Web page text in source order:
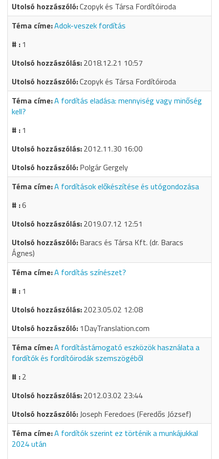
Czopyk és Társa Fordítóiroda
Adok-veszek fordítás
1
2018.12.21 10:57
Czopyk és Társa Fordítóiroda
A fordítás eladása: mennyiség vagy minőség
kell?
1
2012.11.30 16:00
Polgár Gergely
A fordítások előkészítése és utógondozása
6
2019.07.12 12:51
Baracs és Társa Kft. (dr. Baracs
Ágnes)
A fordítás színészet?
1
2023.05.02 12:08
1DayTranslation.com
A fordítástámogató eszközök használata a
fordítók és fordítóirodák szemszögéből
2
2012.03.02 23:44
Joseph Feredoes (Feredős József)
A fordítók szerint ez történik a munkájukkal
2024 után